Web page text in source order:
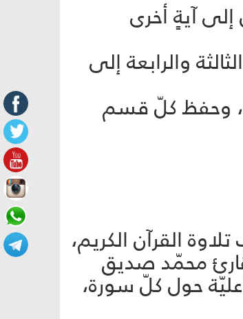
آيةٍ أخرى
والرابعة إلى
وحفظ كلّ قسم
القرآن الكريم،
محمّد صديق
حول كلّ سورة،